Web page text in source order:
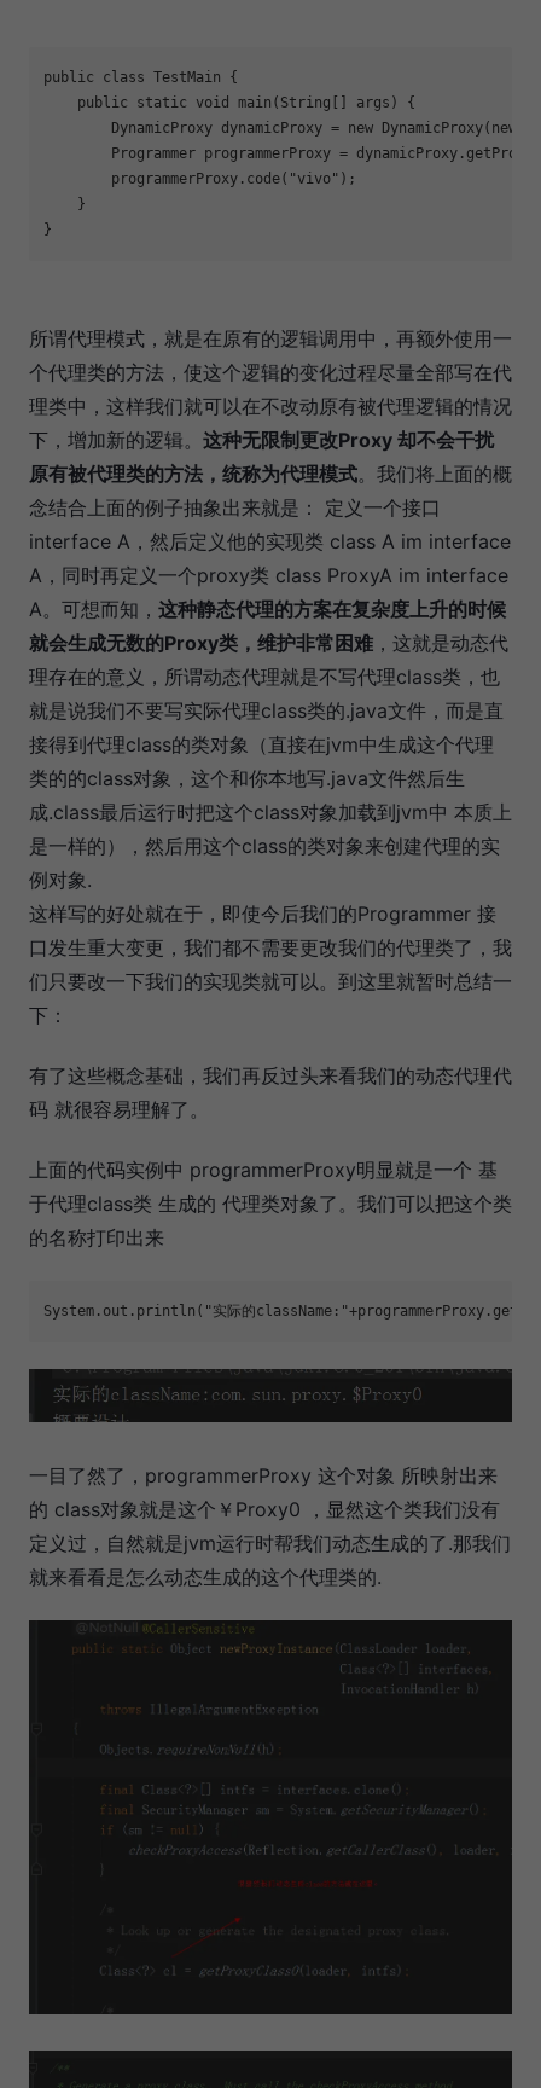
public class TestMain {
    public static void main(String[] args) {
DynamicProxy dynamicProxy = new DynamicProxy(new
Programmer programmerProxy =
        programmerProxy.code(
"vivo" );
    }
}
所谓代理模式，就是在原有的逻辑调用中，再额外使用一
个代理类的方法，使这个逻辑的变化过程尽量全部写在代
理类中，这样我们就可以在不改动原有被代理逻辑的情况
下，增加新的逻辑。 这种无限制更改Proxy 却不会干扰
原有被代理类的方法，统称为代理模式。我们将上面的概
念结合上面的例子抽象出来就是： 定义一个接口
interface A，然后定义他的实现类 class A im interface
A，同时再定义一个proxy类 class ProxyA im interface
A。可想而知， 这种静态代理的方案在复杂度上升的时候
就会生成无数的Proxy类，维护非常困难 ，这就是动态代
理存在的意义，所谓动态代理就是不写代理class类，也
就是说我们不要写实际代理class类的.java文件，而是直
接得到代理class的类对象（直接在jvm中生成这个代理
类的的class对象，这个和你本地写.java文件然后生
成.class最后运行时把这个class对象加载到jvm中 本质上
是一样的），然后用这个class的类对象来创建代理的实
例对象.
这样写的好处就在于，即使今后我们的Programmer 接
口发生重大变更，我们都不需要更改我们的代理类了，我
们只要改一下我们的实现类就可以。到这里就暂时总结一
下：
有了这些概念基础，我们再反过头来看我们的动态代理代
码 就很容易理解了。
上面的代码实例中 programmerProxy明显就是一个 基
于代理class类 生成的 代理类对象了。我们可以把这个类
的名称打印出来
System.out.println( "实际的className:"
一目了然了，programmerProxy 这个对象 所映射出来
的 class对象就是这个￥Proxy0 ，显然这个类我们没有
定义过，自然就是jvm运行时帮我们动态生成的了.那我们
就来看看是怎么动态生成的这个代理类的.